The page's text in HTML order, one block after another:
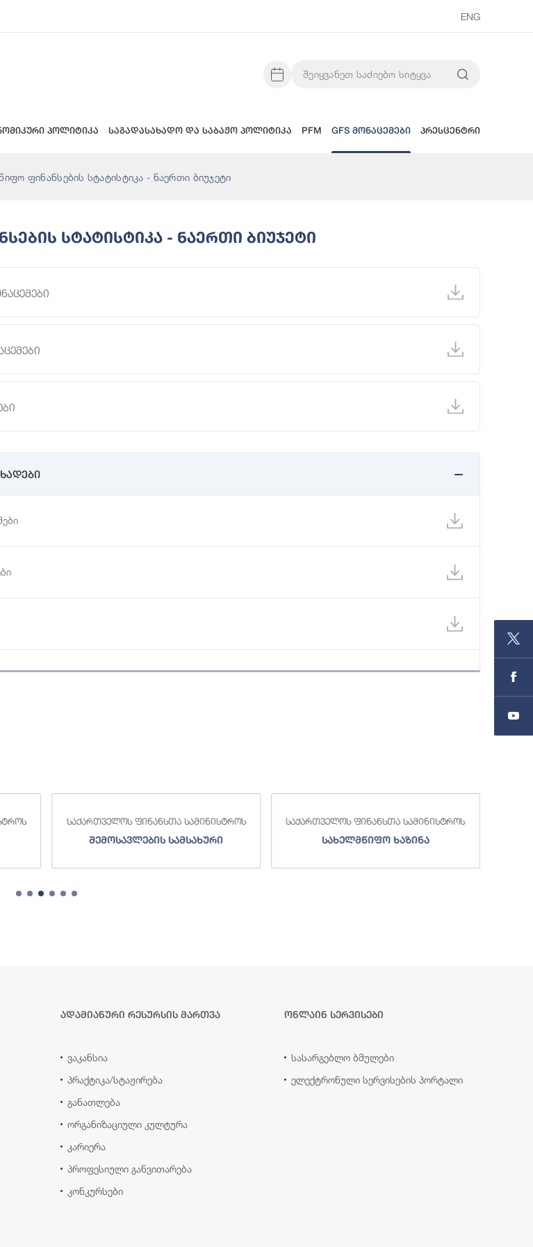
ENG
პოლიტიკა საგადასახადო და საბაჟო პოლიტიკა PFM GFS მონაცემები პრესცენტრი
ფინანსების სტატისტიკა - ნაერთი ბიუჯეტი
Სტატისტიკა - Ნაერთი Ბიუჯეტი
საქართველოს ფინანსთა სამინისტროს
შემოსავლების სამსახური
საქართველოს ფინანსთა სამინისტროს
სახელმწიფო ხაზინა
ადამიანური რესურსის მართვა
ვაკანსია
პრაქტიკა/სტაჟირება
განათლება
ორგანიზაციული კულტურა
კარიერა
პროფესიული განვითარება
კონკურსები
ონლაინ სერვისები
სასარგებლო ბმულები
ელექტრონული სერვისების პორტალი